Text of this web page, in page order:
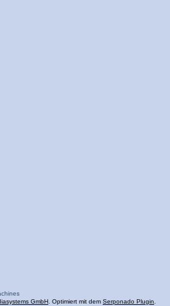
GmbH . Optimiert mit dem Serponado Plugin